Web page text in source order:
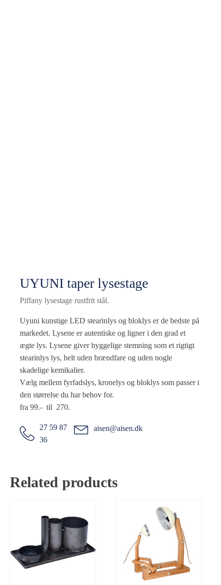
UYUNI taper lysestage
Piffany lysestage rustfrit stål.
Uyuni kunstige LED stearinlys og bloklys er de bedste på
markedet. Lysene er autentiske og ligner i den grad et
ægte lys. Lysene giver hyggelige stemning som et rigtigt
stearinlys lys, helt uden brændfare og uden nogle
skadelige kemikalier.
Vælg mellem fyrfadslys, kronelys og bloklys som passer i
den størrelse du har behov for.
fra 99.- til 270.
27 59 87
36
aisen@aisen.dk
Related products